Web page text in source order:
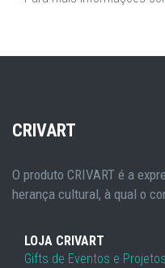
CRIVART
O produto CRIVART é a
herança cultural, à qual o
LOJA CRIVART
Gifts de Eventos e